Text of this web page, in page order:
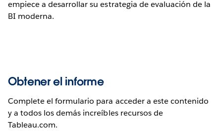
empiece a desarrollar su estrategia de evaluación de la
BI moderna.
Obtener el informe
Complete el formulario para acceder a este contenido
y a todos los demás increíbles recursos de
Tableau.com.